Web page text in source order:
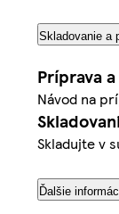
Skladovanie a
Príprava
Návod na
Skladujte v
Ďalšie